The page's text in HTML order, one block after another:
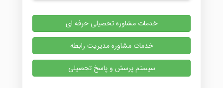
خدمات مشاوره تحصیلی حرفه ای
خدمات مشاوره مدیریت رابطه
سیستم پرسش و پاسخ تحصیلی